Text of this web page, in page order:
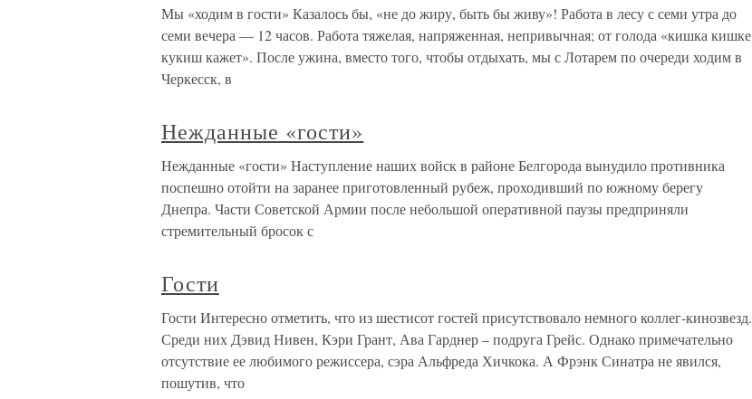
Мы «ходим в гости» Казалось бы, «не до жиру, быть бы живу»! Работа в лесу с семи утра до
семи вечера — 12 часов. Работа тяжелая, напряженная, непривычная; от голода «кишка кишке
кукиш кажет». После ужина, вместо того, чтобы отдыхать, мы с Лотарем по очереди ходим в
Черкесск, в
Нежданные «гости»
Нежданные «гости» Наступление наших войск в районе Белгорода вынудило противника
поспешно отойти на заранее приготовленный рубеж, проходивший по южному берегу
Днепра. Части Советской Армии после небольшой оперативной паузы предприняли
стремительный бросок с
Гости
Гости Интересно отметить, что из шестисот гостей присутствовало немного коллег-кинозвезд.
Среди них Дэвид Нивен, Кэри Грант, Ава Гарднер – подруга Грейс. Однако примечательно
отсутствие ее любимого режиссера, сэра Альфреда Хичкока. А Фрэнк Синатра не явился,
пошутив, что